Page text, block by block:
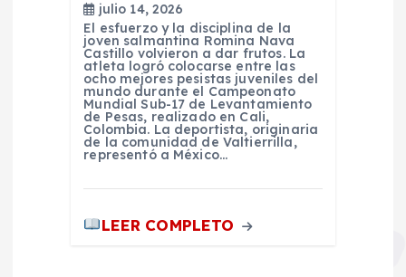
julio 14, 2026
El esfuerzo y la disciplina de la
joven salmantina Romina Nava
Castillo volvieron a dar frutos. La
atleta logró colocarse entre las
ocho mejores pesistas juveniles del
mundo durante el Campeonato
Mundial Sub-17 de Levantamiento
de Pesas, realizado en Cali,
Colombia. La deportista, originaria
de la comunidad de Valtierrilla,
representó a México…
LEER COMPLETO